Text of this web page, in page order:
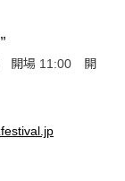
開場 11:00 開